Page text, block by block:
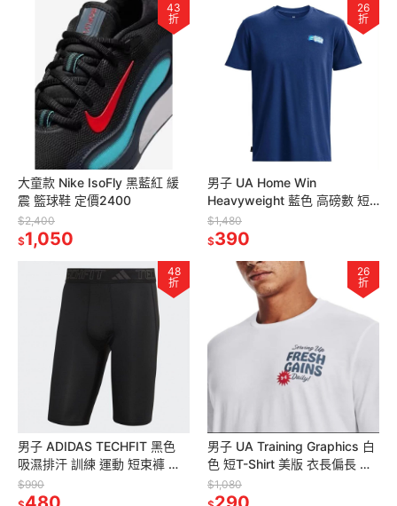
43
折
大童款 Nike IsoFly 黑藍紅 緩
震 籃球鞋 定價2400
$2,400
$1,050
26
折
男子 UA Home Win
Heavyweight 藍色 高磅數 短
袖T恤 美版偏大 定價1480
$1,480
$390
48
折
男子 ADIDAS TECHFIT 黑色
吸濕排汗 訓練 運動 短束褲 緊
身短褲 定價990
$990
26
折
男子 UA Training Graphics 白
色 短T-Shirt 美版 衣長偏長 定
價1080
$1,080